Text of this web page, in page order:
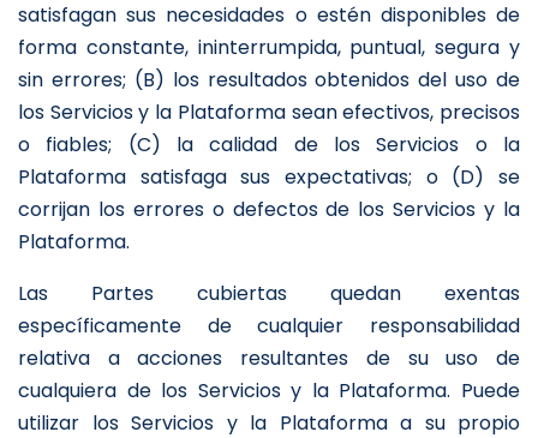
satisfagan sus necesidades o estén disponibles de
forma constante, ininterrumpida, puntual, segura y
sin errores; (B) los resultados obtenidos del uso de
los Servicios y la Plataforma sean efectivos, precisos
o fiables; (C) la calidad de los Servicios o la
Plataforma satisfaga sus expectativas; o (D) se
corrijan los errores o defectos de los Servicios y la
Plataforma.
Las Partes cubiertas quedan exentas
específicamente de cualquier responsabilidad
relativa a acciones resultantes de su uso de
cualquiera de los Servicios y la Plataforma. Puede
utilizar los Servicios y la Plataforma a su propio